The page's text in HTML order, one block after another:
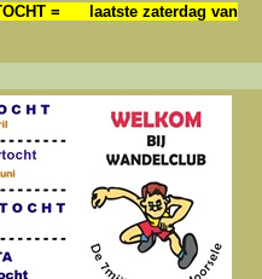
= laatste zaterdag van